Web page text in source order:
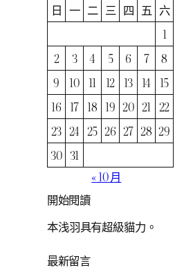
日 一 二 三 四 五 六
1
2
3 4 5 6 7
8
9
10 11 12 13 14 15
16 17 18 19 20 21 22
23 24 25 26 27 28 29
30 31
« 10 月
開始閱讀
本浅羽具有超級貓力。
最新留言